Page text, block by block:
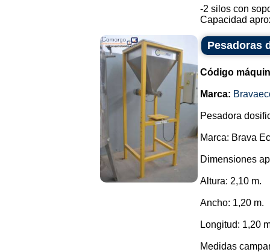
-2 silos con
Capacidad
Pesadoras
Código
Marca:
Pesadora
Marca: Brava
Dimensiones
Altura: 2,10 m.
Ancho: 1,20 m.
Longitud: 1,20
Medidas